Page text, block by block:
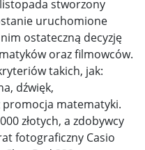
stworzony
uruchomione
ostateczną decyzję
oraz filmowców.
takich, jak:
dźwięk,
matematyki.
złotych, a zdobywcy
fotograficzny Casio